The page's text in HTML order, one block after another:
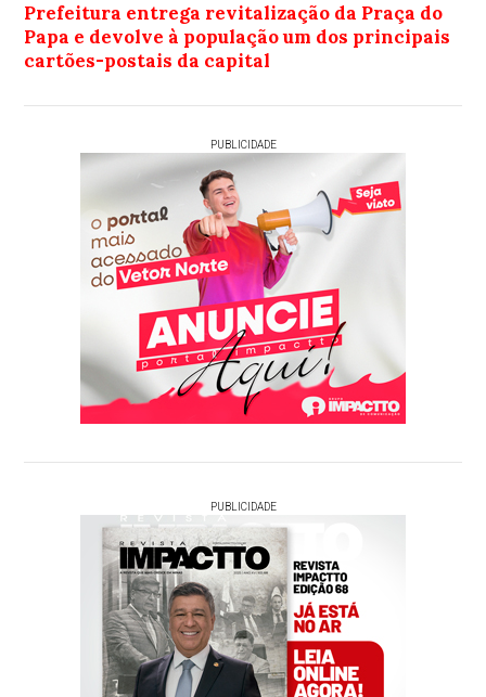
Prefeitura entrega revitalização da Praça do
Papa e devolve à população um dos principais
cartões-postais da capital
PUBLICIDADE
PUBLICIDADE